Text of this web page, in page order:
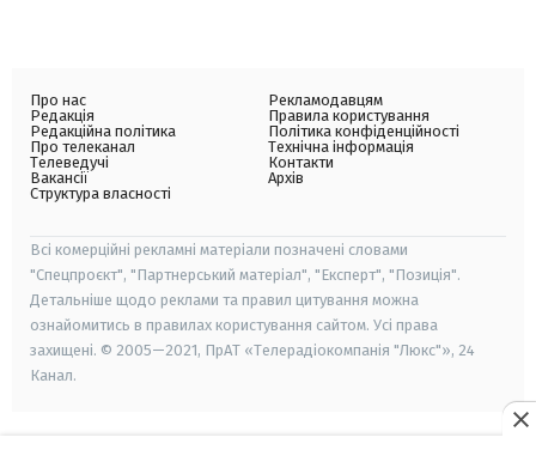
Про нас
Редакція
Редакційна політика
Про телеканал
Телеведучі
Вакансії
Структура власності
Рекламодавцям
Правила користування
Політика конфіденційності
Технічна інформація
Контакти
Архів
Всі комерційні рекламні матеріали позначені словами
"Спецпроєкт", "Партнерський матеріал", "Експерт", "Позиція".
Детальніше щодо реклами та правил цитування можна
ознайомитись в правилах користування сайтом. Усі права
захищені. © 2005—2021, ПрАТ «Телерадіокомпанія "Люкс"», 24
Канал.